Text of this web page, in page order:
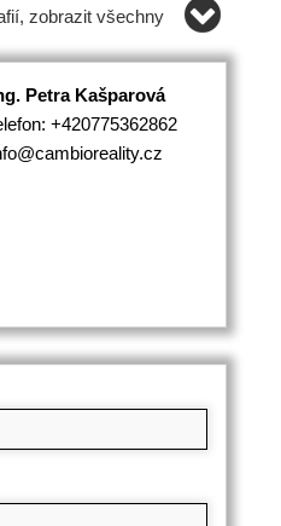
zobrazit všechny
Petra Kašparová
+420775362862